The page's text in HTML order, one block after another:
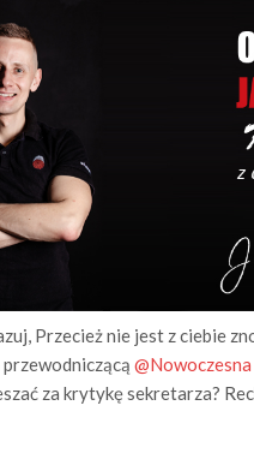
Przecież nie jest z ciebie
@Nowoczesna
za krytykę sekretarza?